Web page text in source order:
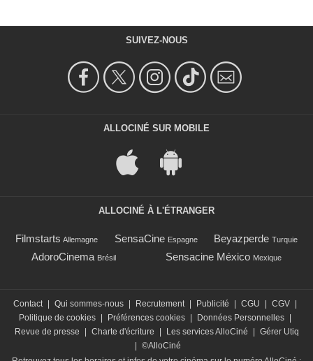
SUIVEZ-NOUS
ALLOCINÉ SUR MOBILE
ALLOCINÉ À L'ÉTRANGER
Filmstarts Allemagne SensaCine Espagne Beyazperde Turquie
AdoroCinema Brésil Sensacine México Mexique
Contact Qui sommes-nous Recrutement Publicité CGU CGV
Politique de cookies
Préférences cookies Données Personnelles
Revue de presse
Charte d'écriture Les services AlloCiné
Gérer Utiq
©AlloCiné